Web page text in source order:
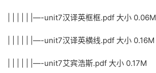
| | | | | |—-unit7汉译英框框.pdf 大小 0.06M
| | | | | |—-unit7汉译英横线.pdf 大小 0.16M
| | | | | |—-unit7艾宾浩斯.pdf 大小 0.17M